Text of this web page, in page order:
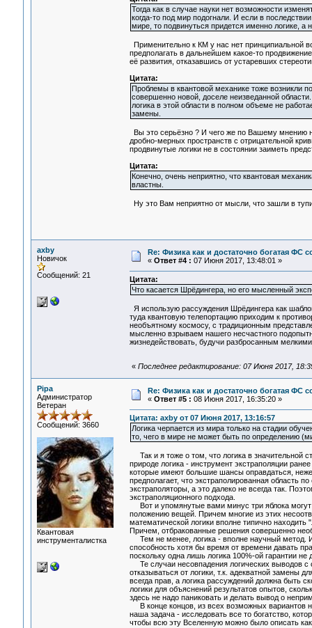
Тогда как в случае науки нет возможности
когда-то под мир подогнали. И если в
мире, то подвинуться придется именно логике, а
Применительно к КМ у нас нет принципиальной
предполагать в дальнейшем какое-то
её развития, отказавшись от устаревших
Цитата:
Проблемы в квантовой механике тоже возникли
совершенно новой, доселе неизведанной
логика в этой области в полном объеме не
замены.
Вы это серьёзно ? И чего же по Вашему мнению
дробно-мерных пространств с отрицательной
продвинутые логики не в состоянии заиметь
Цитата:
Конечно, очень неприятно, что квантовая
властны.
Ну это Вам неприятно от мысли, что зашли в
axby
Новичок
Сообщений: 21
Re: Физика как и достаточно богатая ФС
« Ответ #4 : 07 Июня 2017, 13:48:01 »
Цитата:
Что касается Шрёдингера, но его мысленный
Я использую рассуждения Шрёдингера как
туда квантовую телепортацию приходим к
необъятному космосу, с традиционным
мысленно взрываем нашего несчастного
жизнедействовать, будучи разбросанным
« Последнее редактирование: 07 Июня 2017,
Pipa
Администратор
Ветеран
Сообщений: 3660
Квантовая
инструменталистка
Re: Физика как и достаточно богатая ФС
« Ответ #5 : 08 Июня 2017, 16:35:20 »
Цитата: axby от 07 Июня 2017, 13:16:57
Логика черпается из мира только на стадии
то, чего в мире не может быть по определению
Так и я тоже о том, что логика в значительной
природе логика - инструмент экстраполяции
которые имеют большие шансы оправдаться,
предполагает, что экстраполированная область
экстраполяторы, а это далеко не всегда так.
экстраполяционного подхода.
Вот и упомянутые вами минус три яблока могут
положению вещей. Причем многие из этих
математической логики вполне типично
Причем, отбракованные решения совершенно
Тем не менее, логика - вполне научный метод.
способность хотя бы время от времени давать
поскольку одна лишь логика 100%-ой гарантии не
Те случаи несовпадения логических выводов
отказываться от логики, т.к. адекватной замены
всегда прав, а логика рассуждений должна быть
логики для объяснений результатов опытов,
здесь не надо паниковать и делать вывод о
В конце концов, из всех возможных вариантов
наша задача - исследовать все то богатство,
чтобы всю эту Вселенную можно было описать